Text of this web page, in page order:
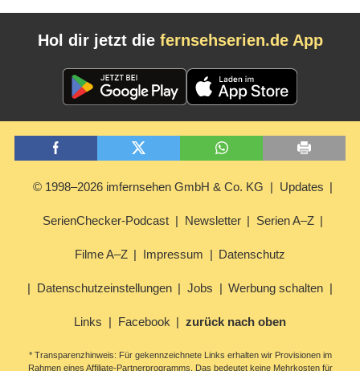
Hol dir jetzt die fernsehserien.de App
© 1998–2026 imfernsehen GmbH & Co. KG Updates
SerienChecker-Podcast Newsletter Serien A–Z
Filme A–Z Impressum Datenschutz
Datenschutzeinstellungen Jobs Werbung schalten
Links Facebook zurück nach oben
* Transparenzhinweis: Für gekennzeichnete Links erhalten wir Provisionen im
Rahmen eines Affiliate-Partnerprogramms. Das bedeutet keine Mehrkosten für